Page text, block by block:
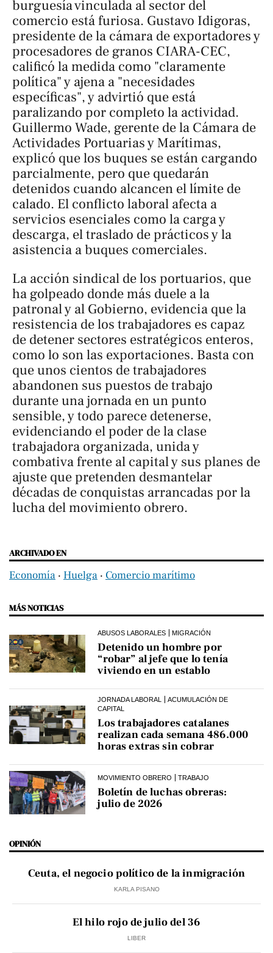
burguesía vinculada al sector del
comercio está furiosa. Gustavo Idigoras,
presidente de la cámara de exportadores y
procesadores de granos CIARA-CEC,
calificó la medida como "claramente
política" y ajena a "necesidades
específicas", y advirtió que está
paralizando por completo la actividad.
Guillermo Wade, gerente de la Cámara de
Actividades Portuarias y Marítimas,
explicó que los buques se están cargando
parcialmente, pero que quedarán
detenidos cuando alcancen el límite de
calado. El conflicto laboral afecta a
servicios esenciales como la carga y
descarga, el traslado de prácticos y la
asistencia a buques comerciales.
La acción sindical de los portuarios, que
ha golpeado donde más duele a la
patronal y al Gobierno, evidencia que la
resistencia de los trabajadores es capaz
de detener sectores estratégicos enteros,
como lo son las exportaciones. Basta con
que unos cientos de trabajadores
abandonen sus puestos de trabajo
durante una jornada en un punto
sensible, y todo parece detenerse,
evidenciando el poder de la clase
trabajadora organizada, unida y
combativa frente al capital y sus planes de
ajuste que pretenden desmantelar
décadas de conquistas arrancadas por la
lucha del movimiento obrero.
ARCHIVADO EN
Economía ‧ Huelga ‧ Comercio marítimo
MÁS NOTICIAS
ABUSOS LABORALES MIGRACIÓN
Detenido un hombre por
“robar” al jefe que lo tenía
viviendo en un establo
JORNADA LABORAL
ACUMULACIÓN DE
CAPITAL
Los trabajadores catalanes
realizan cada semana 486.000
horas extras sin cobrar
MOVIMIENTO OBRERO TRABAJO
Boletín de luchas obreras:
julio de 2026
OPINIÓN
Ceuta, el negocio político de la inmigración
KARLA PISANO
El hilo rojo de julio del 36
LIBER